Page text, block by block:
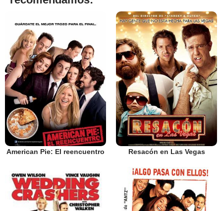
American Pie: El reencuentro Resacón en Las Vegas